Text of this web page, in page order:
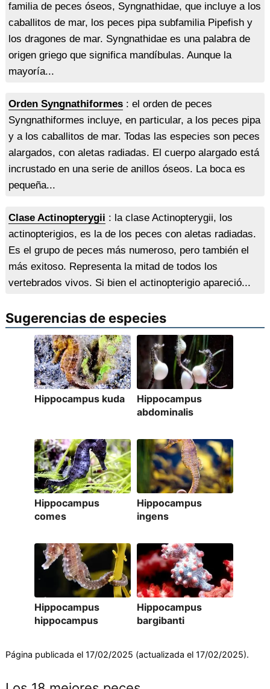
familia de peces óseos, Syngnathidae, que incluye a los
caballitos de mar, los peces pipa subfamilia Pipefish y
los dragones de mar. Syngnathidae es una palabra de
origen griego que significa mandíbulas. Aunque la
mayoría...
Orden Syngnathiformes: el orden de peces
Syngnathiformes incluye, en particular, a los peces pipa
y a los caballitos de mar. Todas las especies son peces
alargados, con aletas radiadas. El cuerpo alargado está
incrustado en una serie de anillos óseos. La boca es
pequeña...
Clase Actinopterygii : la clase Actinopterygii, los
actinopterigios, es la de los peces con aletas radiadas.
Es el grupo de peces más numeroso, pero también el
más exitoso. Representa la mitad de todos los
vertebrados vivos. Si bien el actinopterigio apareció...
Sugerencias de especies
Hippocampus kuda
Hippocampus
abdominalis
Hippocampus
comes
Hippocampus
ingens
Hippocampus
hippocampus
Hippocampus
bargibanti
Página publicada el 17/02/2025 (actualizada el 17/02/2025).